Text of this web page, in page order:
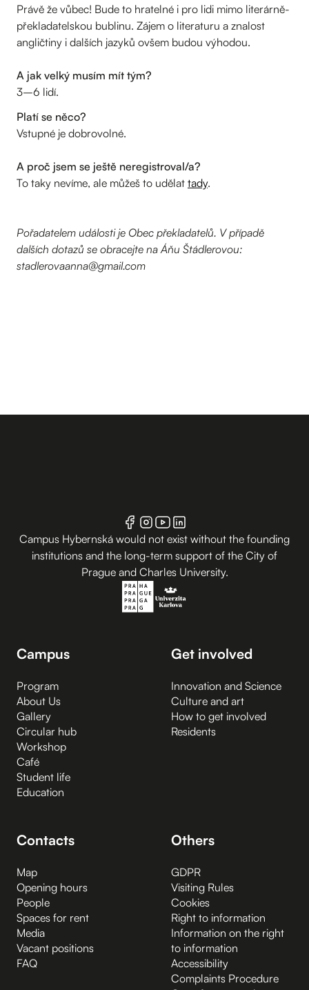
Právě že vůbec! Bude to hratelné i pro lidi mimo literárně-
překladatelskou bublinu. Zájem o literaturu a znalost
angličtiny i dalších jazyků ovšem budou výhodou.
A jak velký musím mít tým?
3–6 lidí.
Platí se něco?
Vstupné je dobrovolné.
A proč jsem se ještě neregistroval/a?
To taky nevíme, ale můžeš to udělat tady.
Pořadatelem události je Obec překladatelů. V případě
dalších dotazů se obracejte na Áňu Štádlerovou:
stadlerovaanna@gmail.com
Campus Hybernská would not exist without the founding
institutions and the long-term support of the City of
Prague and Charles University.
Campus
Program
About Us
Gallery
Circular hub
Workshop
Café
Student life
Education
Get involved
Innovation and Science
Culture and art
How to get involved
Residents
Contacts
Map
Opening hours
People
Spaces for rent
Media
Vacant positions
FAQ
Others
GDPR
Visiting Rules
Cookies
Right to information
Information on the right
to information
Accessibility
Complaints Procedure